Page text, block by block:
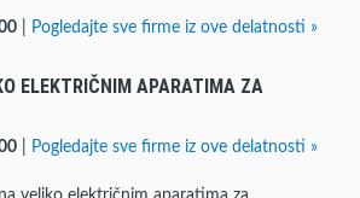
Pogledajte sve firme iz ove delatnosti »
ELEKTRIČNIM APARATIMA ZA
Pogledajte sve firme iz ove delatnosti »